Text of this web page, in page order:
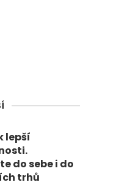
lepší
do sebe i do
trhů